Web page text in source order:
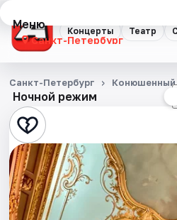
Концерты Театр
Меню
Санкт-Петербург
Концерты
Театр
Стендап
Выставки
Квесты
Ночной режим
Санкт-Петербург Конюшенный